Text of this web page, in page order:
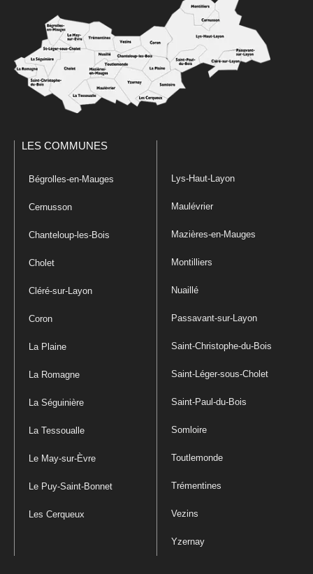
LES COMMUNES
Bégrolles-en-Mauges
Cernusson
Chanteloup-les-Bois
Cholet
Cléré-sur-Layon
Coron
La Plaine
La Romagne
La Séguinière
La Tessoualle
Le May-sur-Èvre
Le Puy-Saint-Bonnet
Les Cerqueux
Lys-Haut-Layon
Maulévrier
Mazières-en-Mauges
Montilliers
Nuaillé
Passavant-sur-Layon
Saint-Christophe-du-Bois
Saint-Léger-sous-Cholet
Saint-Paul-du-Bois
Somloire
Toutlemonde
Trémentines
Vezins
Yzernay